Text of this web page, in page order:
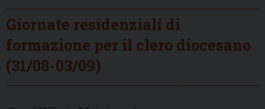
Giornate residenziali di
formazione per il clero diocesano
(31/08-03/09)